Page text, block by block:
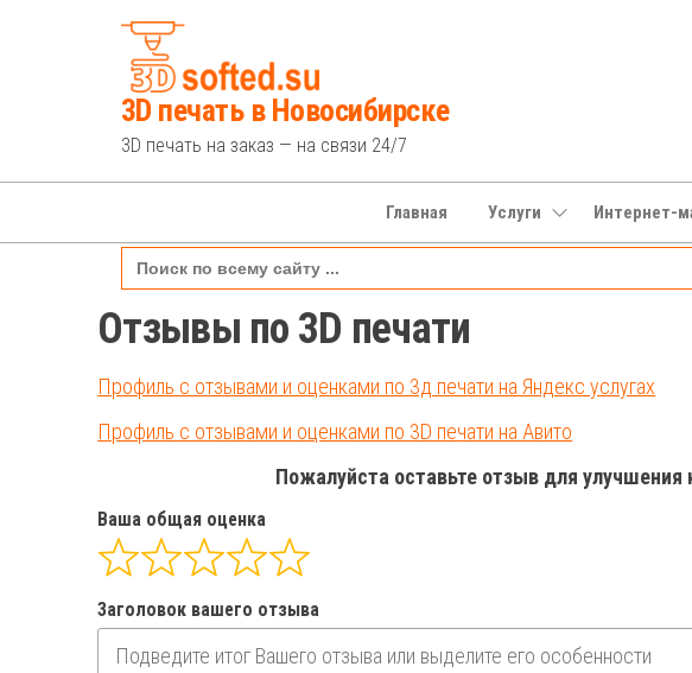
3D печать в Новосибирске
3D печать на заказ — на связи 24/7
Главная Услуги Интернет-
Search
for:
Отзывы по 3D печати
Профиль с отзывами и оценками по 3д печати на Яндекс услугах
Профиль с отзывами и оценками по 3D печати на Авито
Пожалуйста оставьте отзыв для улучшения
Ваша общая оценка
Заголовок вашего отзыва